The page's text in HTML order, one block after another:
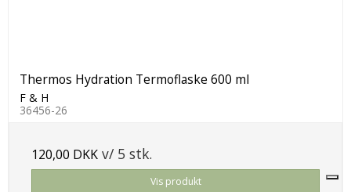
Thermos Hydration Termoflaske 600 ml
F & H
36456-26
120,00 DKK v/ 5 stk.
Vis produkt